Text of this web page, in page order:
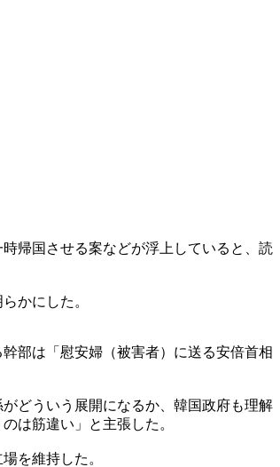
帰国させる案などが浮上していると、読
かにした。
部は「慰安婦（被害者）に送る安倍首相
どういう展開になるか、韓国政府も理解
は筋違い」と主張した。
を維持した。